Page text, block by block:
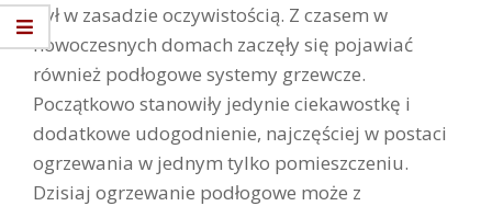
był w zasadzie oczywistością. Z czasem w
nowoczesnych domach zaczęły się pojawiać
również podłogowe systemy grzewcze.
Początkowo stanowiły jedynie ciekawostkę i
dodatkowe udogodnienie, najczęściej w postaci
ogrzewania w jednym tylko pomieszczeniu.
Dzisiaj ogrzewanie podłogowe może z